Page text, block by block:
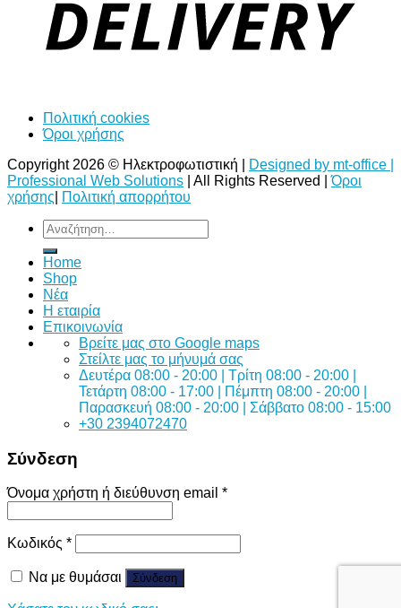
Πολιτική cookies
Όροι χρήσης
Copyright 2026 © Ηλεκτροφωτιστική |
Designed by mt-office |
Professional Web Solutions | All Rights Reserved |Όροι
χρήσης
Πολιτική απορρήτου
Αναζήτηση
για:
Home
Shop
Νέα
Η εταιρία
Επικοινωνία
Bρείτε μας στο Google maps
Στείλτε μας το μήνυμά σας
Δευτέρα 08:00 - 20:00 | Τρίτη 08:00 - 20:00 |
Τετάρτη 08:00 - 17:00 | Πέμπτη 08:00 - 20:00 |
Παρασκευή 08:00 - 20:00 | Σάββατο 08:00 - 15:00
+30 2394072470
Σύνδεση
Όνομα χρήστη ή διεύθυνση email *
Κωδικός *
Να με θυμάσαι Σύνδεση